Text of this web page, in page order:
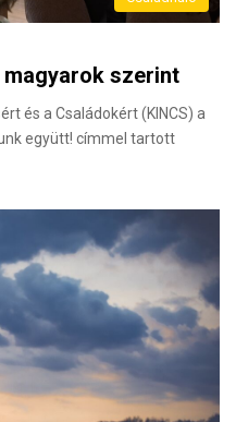
szerint
és a Családokért (KINCS) a
együtt! címmel tartott